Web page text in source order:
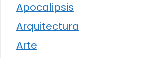
Apocalipsis
Arquitectura
Arte